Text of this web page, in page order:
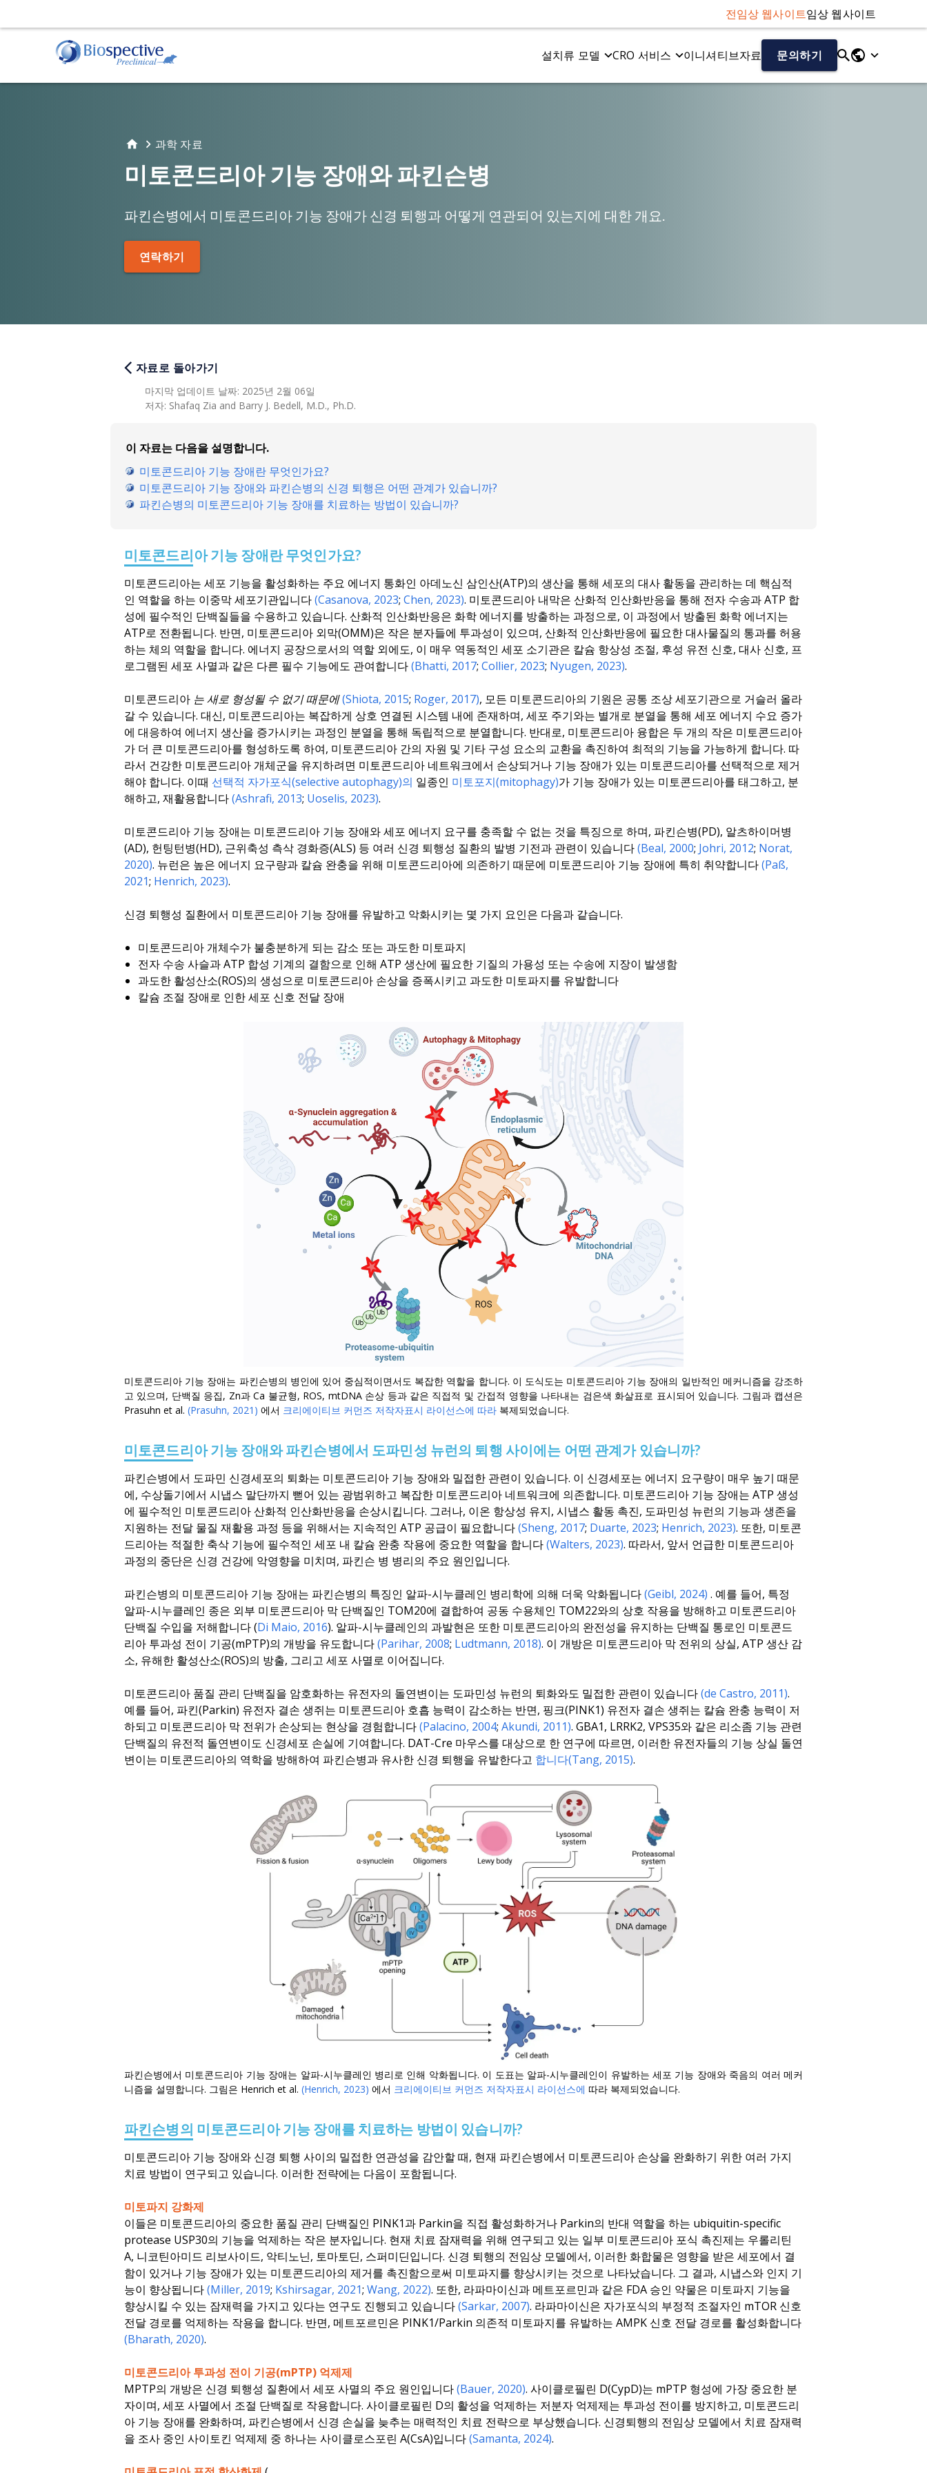
전임상 웹사이트임상 웹사이트
설치류 모델
α-시누클레인 프리폼드 피브릴(PFF) 모델
AAV A53T α-시누클레인 마우스 모델
CRO 서비스
체액 및 조직 채취
면역조직화학(IHC) | 염색 및 분석 서비스
면역형광 | 다중 염색 서비스
이니셔티브자료 문의하기
과학 자료
미토콘드리아 기능 장애와 파킨슨병
파킨슨병에서 미토콘드리아 기능 장애가 신경 퇴행과 어떻게 연관되어 있는지에 대한 개요.
연락하기
자료로 돌아가기
마지막 업데이트 날짜: 2025년 2월 06일
저자: Shafaq Zia and Barry J. Bedell, M.D., Ph.D.
이 자료는 다음을 설명합니다.
미토콘드리아 기능 장애란 무엇인가요?
미토콘드리아 기능 장애와 파킨슨병의 신경 퇴행은 어떤 관계가 있습니까?
파킨슨병의 미토콘드리아 기능 장애를 치료하는 방법이 있습니까?
미토콘드리아 기능 장애란 무엇인가요?
미토콘드리아는 세포 기능을 활성화하는 주요 에너지 통화인 아데노신 삼인산(ATP)의 생산을 통해 세포의 대사 활동을 관리하는 데 핵심적
인 역할을 하는 이중막 세포기관입니다(Casanova, 2023; Chen, 2023). 미토콘드리아 내막은 산화적 인산화반응을 통해 전자 수송과 ATP 합
성에 필수적인 단백질들을 수용하고 있습니다. 산화적 인산화반응은 화학 에너지를 방출하는 과정으로, 이 과정에서 방출된 화학 에너지는
ATP로 전환됩니다. 반면, 미토콘드리아 외막(OMM)은 작은 분자들에 투과성이 있으며, 산화적 인산화반응에 필요한 대사물질의 통과를 허용
하는 체의 역할을 합니다. 에너지 공장으로서의 역할 외에도, 이 매우 역동적인 세포 소기관은 칼슘 항상성 조절, 후성 유전 신호, 대사 신호, 프
로그램된 세포 사멸과 같은 다른 필수 기능에도 관여합니다(Bhatti, 2017; Collier, 2023; Nyugen, 2023).
미토콘드리아 는 새로 형성될 수 없기 때문에(Shiota, 2015; Roger, 2017), 모든 미토콘드리아의 기원은 공통 조상 세포기관으로 거슬러 올라
갈 수 있습니다. 대신, 미토콘드리아는 복잡하게 상호 연결된 시스템 내에 존재하며, 세포 주기와는 별개로 분열을 통해 세포 에너지 수요 증가
에 대응하여 에너지 생산을 증가시키는 과정인 분열을 통해 독립적으로 분열합니다. 반대로, 미토콘드리아 융합은 두 개의 작은 미토콘드리아
가 더 큰 미토콘드리아를 형성하도록 하여, 미토콘드리아 간의 자원 및 기타 구성 요소의 교환을 촉진하여 최적의 기능을 가능하게 합니다. 따
라서 건강한 미토콘드리아 개체군을 유지하려면 미토콘드리아 네트워크에서 손상되거나 기능 장애가 있는 미토콘드리아를 선택적으로 제거
해야 합니다. 이때 선택적 자가포식(selective autophagy)의 일종인 미토포지(mitophagy)가 기능 장애가 있는 미토콘드리아를 태그하고, 분
해하고, 재활용합니다(Ashrafi, 2013; Uoselis, 2023).
미토콘드리아 기능 장애는 미토콘드리아 기능 장애와 세포 에너지 요구를 충족할 수 없는 것을 특징으로 하며, 파킨슨병(PD), 알츠하이머병
(AD), 헌팅턴병(HD), 근위축성 측삭 경화증(ALS) 등 여러 신경 퇴행성 질환의 발병 기전과 관련이 있습니다(Beal, 2000; Johri, 2012; Norat,
2020). 뉴런은 높은 에너지 요구량과 칼슘 완충을 위해 미토콘드리아에 의존하기 때문에 미토콘드리아 기능 장애에 특히 취약합니다(Paß,
2021; Henrich, 2023).
신경 퇴행성 질환에서 미토콘드리아 기능 장애를 유발하고 악화시키는 몇 가지 요인은 다음과 같습니다.
미토콘드리아 개체수가 불충분하게 되는 감소 또는 과도한 미토파지
전자 수송 사슬과 ATP 합성 기계의 결함으로 인해 ATP 생산에 필요한 기질의 가용성 또는 수송에 지장이 발생함
과도한 활성산소(ROS)의 생성으로 미토콘드리아 손상을 증폭시키고 과도한 미토파지를 유발합니다
칼슘 조절 장애로 인한 세포 신호 전달 장애
미토콘드리아 기능 장애는 파킨슨병의 병인에 있어 중심적이면서도 복잡한 역할을 합니다. 이 도식도는 미토콘드리아 기능 장애의 일반적인 메커니즘을 강조하
고 있으며, 단백질 응집, Zn과 Ca 불균형, ROS, mtDNA 손상 등과 같은 직접적 및 간접적 영향을 나타내는 검은색 화살표로 표시되어 있습니다. 그림과 캡션은
Prasuhn et al. (Prasuhn, 2021) 에서 크리에이티브 커먼즈 저작자표시 라이선스에 따라 복제되었습니다.
미토콘드리아 기능 장애와 파킨슨병에서 도파민성 뉴런의 퇴행 사이에는 어떤 관계가 있습니까?
파킨슨병에서 도파민 신경세포의 퇴화는 미토콘드리아 기능 장애와 밀접한 관련이 있습니다. 이 신경세포는 에너지 요구량이 매우 높기 때문
에, 수상돌기에서 시냅스 말단까지 뻗어 있는 광범위하고 복잡한 미토콘드리아 네트워크에 의존합니다. 미토콘드리아 기능 장애는 ATP 생성
에 필수적인 미토콘드리아 산화적 인산화반응을 손상시킵니다. 그러나, 이온 항상성 유지, 시냅스 활동 촉진, 도파민성 뉴런의 기능과 생존을
지원하는 전달 물질 재활용 과정 등을 위해서는 지속적인 ATP 공급이 필요합니다(Sheng, 2017; Duarte, 2023; Henrich, 2023). 또한, 미토콘
드리아는 적절한 축삭 기능에 필수적인 세포 내 칼슘 완충 작용에 중요한 역할을 합니다(Walters, 2023). 따라서, 앞서 언급한 미토콘드리아
과정의 중단은 신경 건강에 악영향을 미치며, 파킨슨 병 병리의 주요 원인입니다.
파킨슨병의 미토콘드리아 기능 장애는 파킨슨병의 특징인 알파-시누클레인 병리학에 의해 더욱 악화됩니다(Geibl, 2024) . 예를 들어, 특정
알파-시누클레인 종은 외부 미토콘드리아 막 단백질인 TOM20에 결합하여 공동 수용체인 TOM22와의 상호 작용을 방해하고 미토콘드리아
단백질 수입을 저해합니다 (Di Maio, 2016). 알파-시누클레인의 과발현은 또한 미토콘드리아의 완전성을 유지하는 단백질 통로인 미토콘드
리아 투과성 전이 기공(mPTP)의 개방을 유도합니다(Parihar, 2008; Ludtmann, 2018). 이 개방은 미토콘드리아 막 전위의 상실, ATP 생산 감
소, 유해한 활성산소(ROS)의 방출, 그리고 세포 사멸로 이어집니다.
미토콘드리아 품질 관리 단백질을 암호화하는 유전자의 돌연변이는 도파민성 뉴런의 퇴화와도 밀접한 관련이 있습니다(de Castro, 2011).
예를 들어, 파킨(Parkin) 유전자 결손 생쥐는 미토콘드리아 호흡 능력이 감소하는 반면, 핑크(PINK1) 유전자 결손 생쥐는 칼슘 완충 능력이 저
하되고 미토콘드리아 막 전위가 손상되는 현상을 경험합니다(Palacino, 2004; Akundi, 2011). GBA1, LRRK2, VPS35와 같은 리소좀 기능 관련
단백질의 유전적 돌연변이도 신경세포 손실에 기여합니다. DAT-Cre 마우스를 대상으로 한 연구에 따르면, 이러한 유전자들의 기능 상실 돌연
변이는 미토콘드리아의 역학을 방해하여 파킨슨병과 유사한 신경 퇴행을 유발한다고 합니다(Tang, 2015).
파킨슨병에서 미토콘드리아 기능 장애는 알파-시누클레인 병리로 인해 악화됩니다. 이 도표는 알파-시누클레인이 유발하는 세포 기능 장애와 죽음의 여러 메커
니즘을 설명합니다. 그림은 Henrich et al. (Henrich, 2023) 에서 크리에이티브 커먼즈 저작자표시 라이선스에 따라 복제되었습니다.
파킨슨병의 미토콘드리아 기능 장애를 치료하는 방법이 있습니까?
미토콘드리아 기능 장애와 신경 퇴행 사이의 밀접한 연관성을 감안할 때, 현재 파킨슨병에서 미토콘드리아 손상을 완화하기 위한 여러 가지
치료 방법이 연구되고 있습니다. 이러한 전략에는 다음이 포함됩니다.
미토파지 강화제
이들은 미토콘드리아의 중요한 품질 관리 단백질인 PINK1과 Parkin을 직접 활성화하거나 Parkin의 반대 역할을 하는 ubiquitin-specific
protease USP30의 기능을 억제하는 작은 분자입니다. 현재 치료 잠재력을 위해 연구되고 있는 일부 미토콘드리아 포식 촉진제는 우롤리틴
A, 니코틴아미드 리보사이드, 악티노닌, 토마토딘, 스퍼미딘입니다. 신경 퇴행의 전임상 모델에서, 이러한 화합물은 영향을 받은 세포에서 결
함이 있거나 기능 장애가 있는 미토콘드리아의 제거를 촉진함으로써 미토파지를 향상시키는 것으로 나타났습니다. 그 결과, 시냅스와 인지 기
능이 향상됩니다(Miller, 2019; Kshirsagar, 2021; Wang, 2022). 또한, 라파마이신과 메트포르민과 같은 FDA 승인 약물은 미토파지 기능을
향상시킬 수 있는 잠재력을 가지고 있다는 연구도 진행되고 있습니다(Sarkar, 2007). 라파마이신은 자가포식의 부정적 조절자인 mTOR 신호
전달 경로를 억제하는 작용을 합니다. 반면, 메트포르민은 PINK1/Parkin 의존적 미토파지를 유발하는 AMPK 신호 전달 경로를 활성화합니다
(Bharath, 2020).
미토콘드리아 투과성 전이 기공(mPTP) 억제제
MPTP의 개방은 신경 퇴행성 질환에서 세포 사멸의 주요 원인입니다(Bauer, 2020). 사이클로필린 D(CypD)는 mPTP 형성에 가장 중요한 분
자이며, 세포 사멸에서 조절 단백질로 작용합니다. 사이클로필린 D의 활성을 억제하는 저분자 억제제는 투과성 전이를 방지하고, 미토콘드리
아 기능 장애를 완화하며, 파킨슨병에서 신경 손실을 늦추는 매력적인 치료 전략으로 부상했습니다. 신경퇴행의 전임상 모델에서 치료 잠재력
을 조사 중인 사이토킨 억제제 중 하나는 사이클로스포린 A(CsA)입니다(Samanta, 2024).